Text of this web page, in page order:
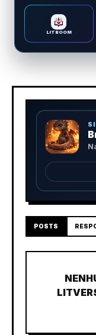
LITBOOM
POSTS